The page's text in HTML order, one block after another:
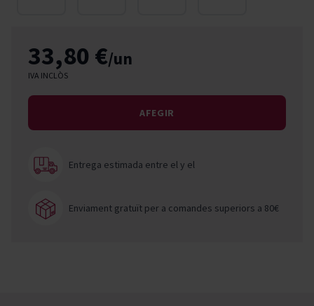
33,80 €/un
IVA INCLÒS
AFEGIR
Entrega estimada entre ely el
Enviament gratuït per a comandes superiors a 80€